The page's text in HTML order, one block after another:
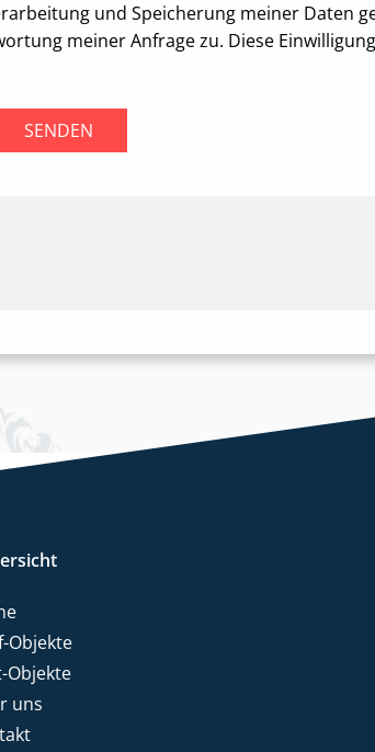
und Speicherung meiner Daten
meiner Anfrage zu. Diese
SENDEN
Objekte
Objekte
uns